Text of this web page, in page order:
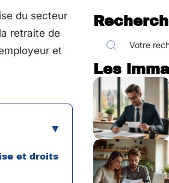
du secteur
retraite de
et
et droits
Les